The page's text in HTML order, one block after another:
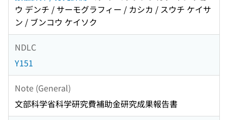
ウ デンチ / サーモグラフィー / カシカ / スウチ ケイサ
ン / ブンコウ ケイソク
NDLC
Y151
Note (General)
文部科学省科学研究費補助金研究成果報告書